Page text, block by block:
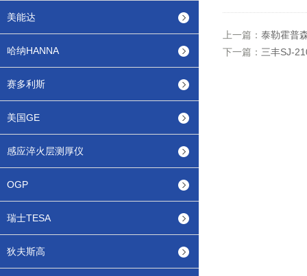
美能达
哈纳HANNA
赛多利斯
美国GE
感应淬火层测厚仪
OGP
瑞士TESA
狄夫斯高
上一篇： 泰勒霍普
下一篇： 三丰SJ-